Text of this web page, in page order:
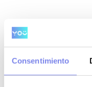
Consentimiento
¿TIENES
LABORAL
Nos encargamos